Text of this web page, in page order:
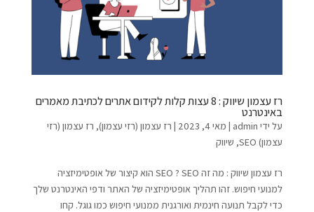
רז עצמון שיווק : 8 עצות קלות לקידום אתרים לכתיבת מאמרים
באינטרנט
על ידי admin
| מאי 4, 2023 | רז עצמון (רזי עצמון), רז עצמון (רזי
עצמון) SEO
, שיווק
רז עצמון שיווק : מה זה SEO ? SEO הוא קיצור של אופטימיזציה
למנועי חיפוש. זהו תהליך אופטימיזציה של האתר ודפי האינטרנט שלך
כדי לקבל תנועה חינמית ואורגנית ממנועי חיפוש כמו גוגל. קחו